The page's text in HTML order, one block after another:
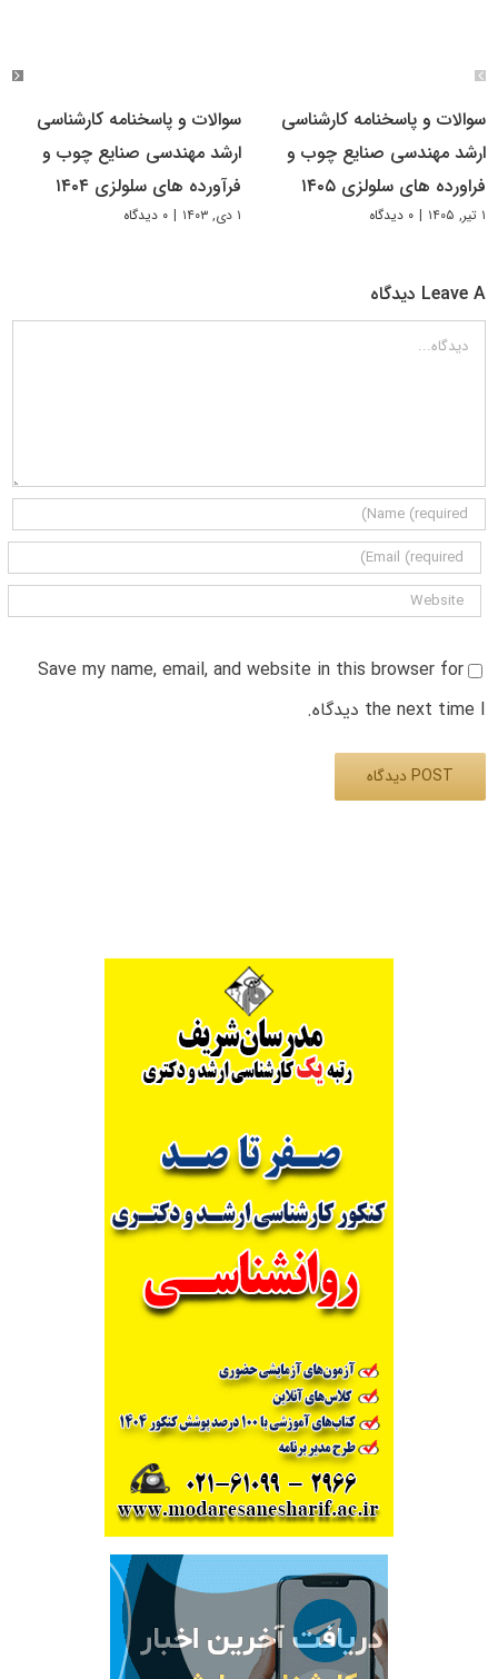
سوالات و پاسخنامه کارشناسی
ارشد مهندسی صنایع چوب و
فراورده های سلولزی ۱۴۰۵
۱ تیر, ۱۴۰۵ | ۰ دیدگاه
سوالات و پاسخنامه کارشناسی
ارشد مهندسی صنایع چوب و
فرآورده‌ های سلولزی ۱۴۰۴
۱ دی, ۱۴۰۳ | ۰ دیدگاه
Leave A دیدگاه
دیدگاه
Save my name, email, and website in this browser for
the next time I دیدگاه.